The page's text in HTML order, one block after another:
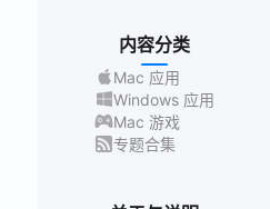
内容分类
Mac 应用
Windows 应用
Mac 游戏
专题合集